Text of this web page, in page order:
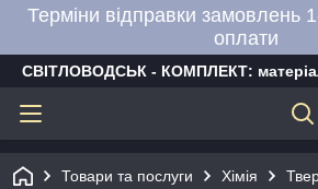
Терміни відправки замовлень
оплати
СВІТЛОВОДСЬК - КОМПЛЕКТ:
Товари та послуги Хімія